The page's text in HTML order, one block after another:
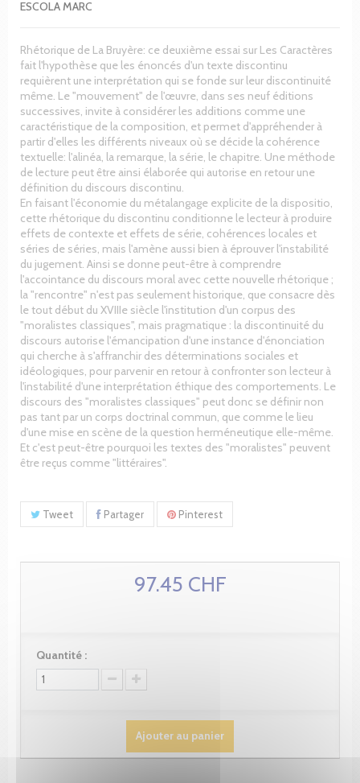
ESCOLA MARC
Rhétorique de La Bruyère: ce deuxième essai sur Les Caractères
fait l'hypothèse que les énoncés d'un texte discontinu
requièrent une interprétation qui se fonde sur leur discontinuité
même. Le "mouvement" de l'œuvre, dans ses neuf éditions
successives, invite à considérer les additions comme une
caractéristique de la composition, et permet d'appréhender à
partir d'elles les différents niveaux où se décide la cohérence
textuelle: l'alinéa, la remarque, la série, le chapitre. Une méthode
de lecture peut être ainsi élaborée qui autorise en retour une
définition du discours discontinu.
En faisant l'économie du métalangage explicite de la dispositio,
cette rhétorique du discontinu conditionne le lecteur à produire
effets de contexte et effets de série, cohérences locales et
séries de séries, mais l'amène aussi bien à éprouver l'instabilité
du jugement. Ainsi se donne peut-être à comprendre
l'accointance du discours moral avec cette nouvelle rhétorique ;
la "rencontre" n'est pas seulement historique, que consacre dès
le tout début du XVIIIe siècle l'institution d'un corpus des
"moralistes classiques", mais pragmatique : la discontinuité du
discours autorise l'émancipation d'une instance d'énonciation
qui cherche à s'affranchir des déterminations sociales et
idéologiques, pour parvenir en retour à confronter son lecteur à
l'instabilité d'une interprétation éthique des comportements. Le
discours des "moralistes classiques" peut donc se définir non
pas tant par un corps doctrinal commun, que comme le lieu
d'une mise en scène de la question herméneutique elle-même.
Et c'est peut-être pourquoi les textes des "moralistes" peuvent
être reçus comme "littéraires".
Tweet Partager Pinterest
97.45 CHF
Quantité :
Ajouter au panier